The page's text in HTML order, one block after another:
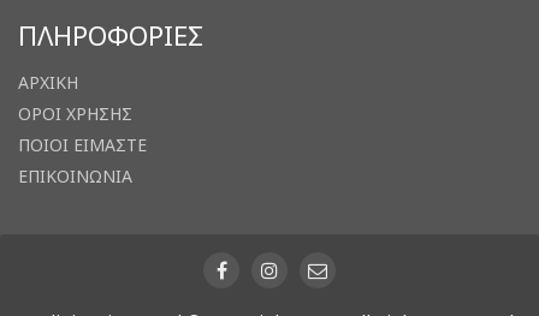
ΠΛΗΡΟΦΟΡΙΕΣ
ΑΡΧΙΚΗ
ΟΡΟΙ ΧΡΗΣΗΣ
ΠΟΙΟΙ ΕΙΜΑΣΤΕ
ΕΠΙΚΟΙΝΩΝΙΑ